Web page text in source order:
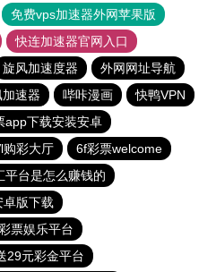
免费vps加速器外网苹果版
快连加速器官网入口
旋风加速度器
外网网址导航
速器 哔咔漫画
快鸭VPN
app下载安装安卓
购彩大厅
6f彩票welcome
平台是怎么赚钱的
卓版下载
票娱乐平台
29元彩金平台